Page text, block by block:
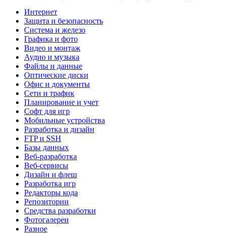
Интернет
Защита и безопасность
Система и железо
Графика и фото
Видео и монтаж
Аудио и музыка
Файлы и данные
Оптические диски
Офис и документы
Сети и трафик
Планирование и учет
Софт для игр
Мобильные устройства
Разработка и дизайн
FTP и SSH
Базы данных
Веб-разработка
Веб-сервисы
Дизайн и флеш
Разработка игр
Редакторы кода
Репозитории
Средства разработки
Фотогалереи
Разное